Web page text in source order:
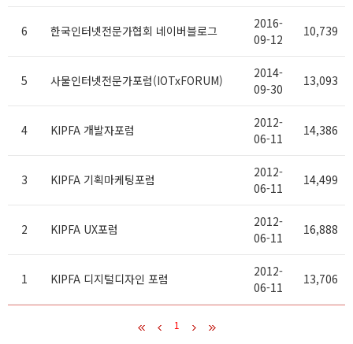
6 한국인터넷전문가협회 네이버블로그
2016-
09-12
10,739
5 사물인터넷전문가포럼(IOTxFORUM)
2014-
09-30
13,093
4 KIPFA 개발자포럼
2012-
06-11
14,386
3 KIPFA 기획마케팅포럼
2012-
06-11
14,499
2 KIPFA UX포럼
2012-
06-11
16,888
1 KIPFA 디지털디자인 포럼
2012-
06-11
13,706
1